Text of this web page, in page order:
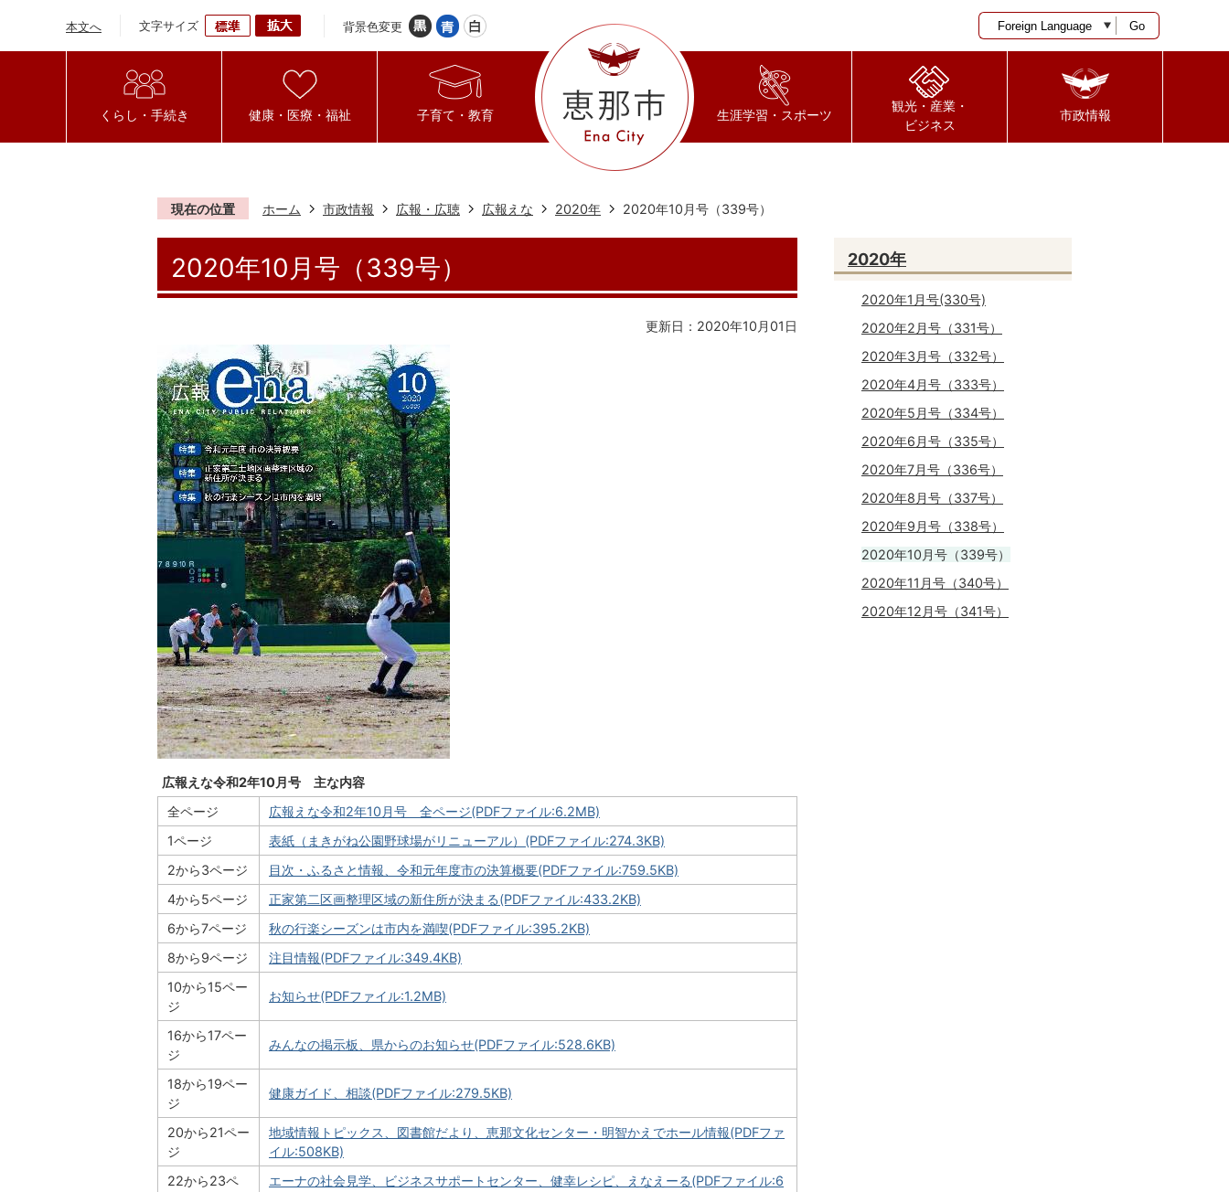
本文へ 文字サイズ 背景色変更 Go
くらし・手続き 健康・医療・福祉 子育て・教育 生涯学習・スポーツ
観光・産業・
ビジネス
市政情報
現在の位置 ホーム 市政情報 広報・広聴 広報えな 2020年 2020年10月号（339号）
2020年10月号（339号）
更新日：2020年10月01日
広報えな令和2年10月号 主な内容
全ページ
広報えな令和2年10月号 全ページ(PDFファイル:6.2MB)
1ページ
表紙（まきがね公園野球場がリニューアル）(PDFファイル:274.3KB)
2から3ページ
目次・ふるさと情報、令和元年度市の決算概要(PDFファイル:759.5KB)
4から5ページ
正家第二区画整理区域の新住所が決まる(PDFファイル:433.2KB)
6から7ページ
秋の行楽シーズンは市内を満喫(PDFファイル:395.2KB)
8から9ページ
注目情報(PDFファイル:349.4KB)
10から15ペー
ジ
お知らせ(PDFファイル:1.2MB)
16から17ペー
ジ
みんなの掲示板、県からのお知らせ(PDFファイル:528.6KB)
18から19ペー
ジ
健康ガイド、相談(PDFファイル:279.5KB)
20から21ペー
ジ
地域情報トピックス、図書館だより、恵那文化センター・明智かえでホール情報(PDFファ
イル:508KB)
22から23ペ
エーナの社会見学、ビジネスサポートセンター、健幸レシピ、えなえーる(PDFファイル:6
2020年
2020年1月号(330号)
2020年2月号（331号）
2020年3月号（332号）
2020年4月号（333号）
2020年5月号（334号）
2020年6月号（335号）
2020年7月号（336号）
2020年8月号（337号）
2020年9月号（338号）
2020年10月号（339号）
2020年11月号（340号）
2020年12月号（341号）